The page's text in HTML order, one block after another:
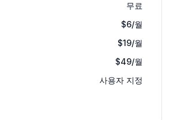
무료
$6/월
$19/월
$49/월
사용자 지정